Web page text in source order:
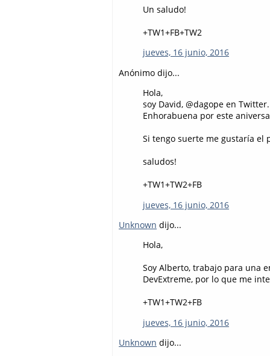
Un saludo!
+TW1+FB+TW2
jueves, 16 junio, 2016
Anónimo dijo...
Hola,
soy David, @dagope en Twitter.
Enhorabuena por este
Si tengo suerte me gustaría el
saludos!
+TW1+TW2+FB
jueves, 16 junio, 2016
Unknown dijo...
Hola,
Soy Alberto, trabajo para una
DevExtreme, por lo que me
+TW1+TW2+FB
jueves, 16 junio, 2016
Unknown dijo...